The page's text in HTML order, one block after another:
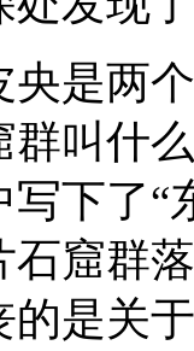
央是两
群叫什
写下了“
石窟群
的是关